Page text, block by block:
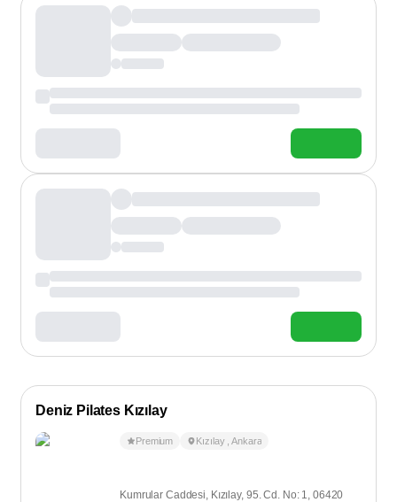
Deniz Pilates Kızılay
Premium Kızılay ,Ankara
Kumrular Caddesi, Kızılay, 95. Cd. No: 1, 06420